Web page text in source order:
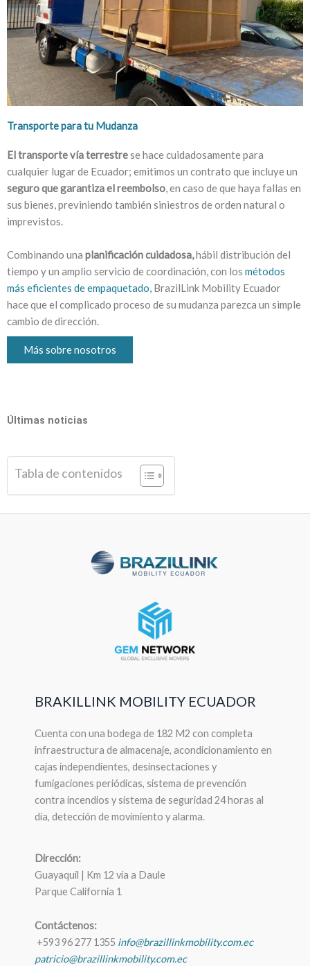
Transporte para tu Mudanza
Eltransporte vía terrestrese hace cuidadosamente para
cualquier lugar de Ecuador; emitimos un contrato que incluye un
seguro que garantizael reembolso, en caso de que haya fallas en
sus bienes, previniendo también siniestros de orden natural o
imprevistos.
Combinando una planificación cuidadosa,hábil distribución del
tiempo y un amplio servicio de coordinación, con los métodos
más eficientes de empaquetado, BrazilLink Mobility Ecuador
hace que el complicado proceso de su mudanza parezca un simple
cambio de dirección.
Más sobre nosotros
Últimas noticias
Tabla de contenidos
BRAKILLINK MOBILITY ECUADOR
Cuenta con una bodega de 182 M2 con completa
infraestructura de almacenaje, acondicionamiento en
cajas independientes, desinsectaciones y
fumigaciones periódicas, sistema de prevención
contra incendios y sistema de seguridad 24 horas al
día, detección de movimiento y alarma.
Dirección:
Guayaquil | Km 12 vía a Daule
Parque California 1
Contáctenos:
+593 96 277 1355 info@brazillinkmobility.com.ec
patricio@brazillinkmobility.com.ec